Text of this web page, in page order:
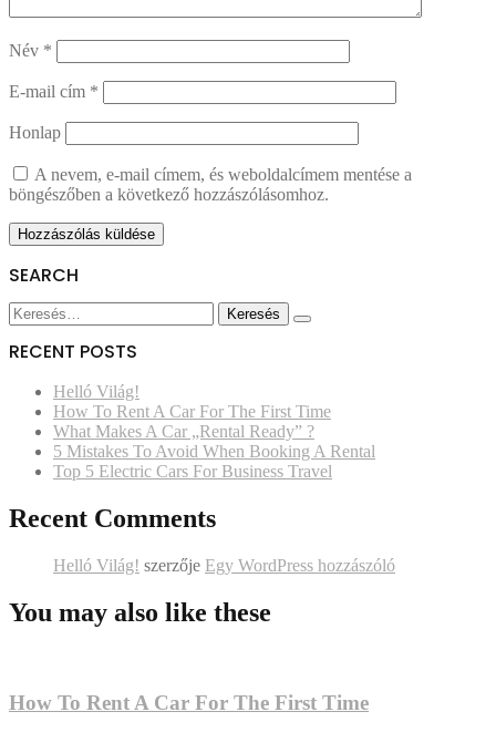
Név *
E-mail cím *
Honlap
A nevem, e-mail címem, és weboldalcímem mentése a
böngészőben a következő hozzászólásomhoz.
SEARCH
Keresés:
RECENT POSTS
Helló Világ!
How To Rent A Car For The First Time
What Makes A Car „Rental Ready” ?
5 Mistakes To Avoid When Booking A Rental
Top 5 Electric Cars For Business Travel
Recent Comments
Helló Világ! szerzője Egy WordPress hozzászóló
You may also like these
How To Rent A Car For The First Time